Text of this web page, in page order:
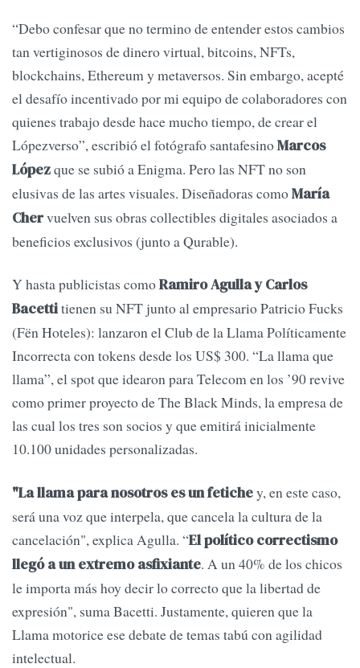
“Debo confesar que no termino de entender estos cambios
tan vertiginosos de dinero virtual, bitcoins, NFTs,
blockchains, Ethereum y metaversos. Sin embargo, acepté
el desafío incentivado por mi equipo de colaboradores con
quienes trabajo desde hace mucho tiempo, de crear el
Lópezverso”, escribió el fotógrafo santafesinoMarcos
Lópezque se subió a Enigma. Pero las NFT no son
elusivas de las artes visuales. Diseñadoras comoMaría
Chervuelven sus obras collectibles digitales asociados a
beneficios exclusivos (junto a Qurable).
Y hasta publicistas comoRamiro Agulla y Carlos
Bacettitienen su NFT junto al empresario Patricio Fucks
(Fën Hoteles): lanzaron el Club de la Llama Políticamente
Incorrecta con tokens desde los US$ 300. “La llama que
llama”, el spot que idearon para Telecom en los ’90 revive
como primer proyecto de The Black Minds, la empresa de
las cual los tres son socios y que emitirá inicialmente
10.100 unidades personalizadas.
"La llama para nosotros es un fetichey, en este caso,
será una voz que interpela, que cancela la cultura de la
cancelación", explica Agulla. “El político correctismo
llegó a un extremo asfixiante. A un 40% de los chicos
le importa más hoy decir lo correcto que la libertad de
expresión", suma Bacetti. Justamente, quieren que la
Llama motorice ese debate de temas tabú con agilidad
intelectual.